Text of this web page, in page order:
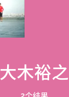
大木裕之